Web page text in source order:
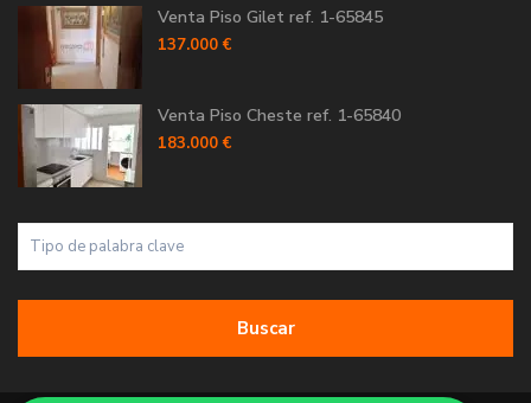
Venta Piso Gilet ref. 1-65845
137.000 €
Venta Piso Cheste ref. 1-65840
183.000 €
Buscar